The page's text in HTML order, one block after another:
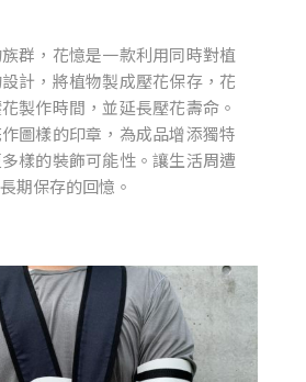
群，花憶是一款利用同時對植
計，將植物製成壓花保存，花
製作時間，並延長壓花壽命。
圖樣的印章，為成品增添獨特
樣的裝飾可能性。讓生活周遭
期保存的回憶。